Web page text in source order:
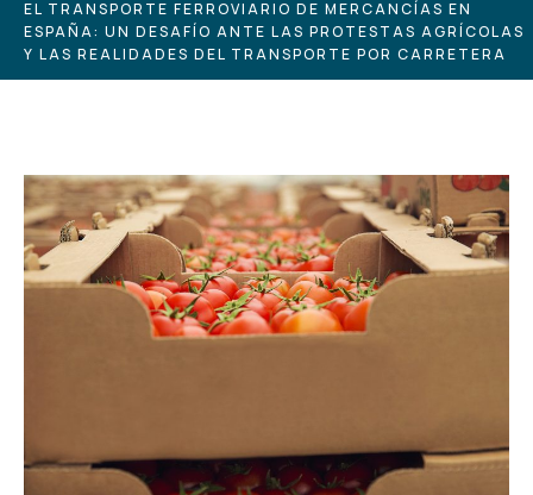
EL TRANSPORTE FERROVIARIO DE MERCANCÍAS EN
ESPAÑA: UN DESAFÍO ANTE LAS PROTESTAS AGRÍCOLAS
Y LAS REALIDADES DEL TRANSPORTE POR CARRETERA